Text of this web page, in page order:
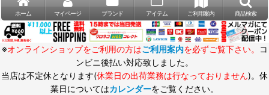
ホーム マイページ ブランド アイテム ご利用案内 商品検索
※オンラインショップをご利用の方はご利用案内を必ずご覧下さい。
コ
ンビニ後払い対応致しました。
当店は不定休となります(休業日の出荷業務は行なっておりません)。休
業日についてはカレンダーをご覧ください。